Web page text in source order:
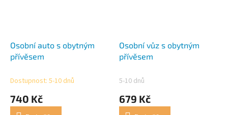
Osobní auto s obytným
přívěsem
Dostupnost: 5-10 dnů
740 Kč
Osobní vůz s obytným
přívěsem
5-10 dnů
679 Kč